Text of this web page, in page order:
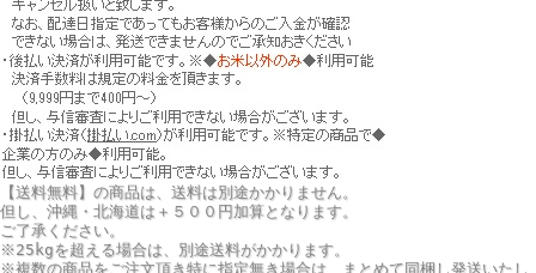
【送料無料】の商品は、送料は別途かかりません。
但し、 沖縄・北海道は＋５００円 加算となります。
ご了承ください。
※25kgを超える場合は、別途送料がかかります。
※複数の商品をご注文頂き特に指定無き場合は、まとめて同梱し発送いたし